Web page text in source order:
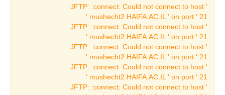
תערוכות קבע
בארכאולוגיה
הספינה ממעגן מיכאל
הפניקים
תצוגות נושאיות
תעשיות ומלאכות קדומות
JFTP: :connect: Could not connect to host '
mushecht2.HAIFA.AC.IL ' on port ' 21 '
JFTP: :connect: Could not connect to host '
mushecht2.HAIFA.AC.IL ' on port ' 21 '
JFTP: :connect: Could not connect to host '
mushecht2.HAIFA.AC.IL ' on port ' 21 '
JFTP: :connect: Could not connect to host '
mushecht2.HAIFA.AC.IL ' on port ' 21 '
JFTP: :connect: Could not connect to host '